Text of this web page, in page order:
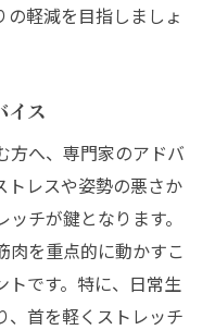
軽減を目指しましょ
イス
方へ、専門家のアドバ
トレスや姿勢の悪さか
チが鍵となります。
肉を重点的に動かすこ
トです。特に、日常生
、首を軽くストレッチ